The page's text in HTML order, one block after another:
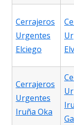
Cerrajeros
Urgentes
Elciego
Cerrajeros
Urgentes
Iruña Oka